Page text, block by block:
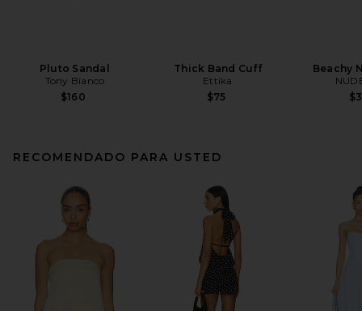
Pluto Sandal
Tony Bianco
$160
Thick Band Cuff
Ettika
$75
Beachy
RECOMENDADO PARA USTED